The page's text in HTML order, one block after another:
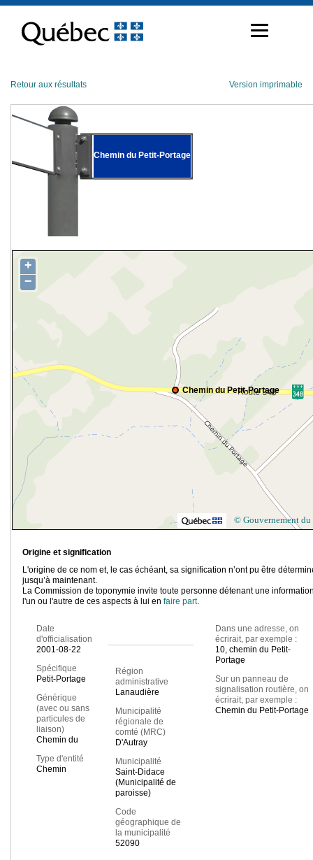
contenu
Retour aux résultats Version imprimable
Chemin du Petit-Portage
Chemin du Petit-Portage
+
−
© Gouvernement du
Origine et signification
L'origine de ce nom et, le cas échéant, sa signification n’ont pu être
jusqu’à maintenant.
La Commission de toponymie invite toute personne détenant une
l'un ou l'autre de ces aspects à lui en faire part.
Date
d'officialisation
2001-08-22
Spécifique
Petit-Portage
Générique
(avec ou sans
particules de
liaison)
Chemin du
Type d'entité
Chemin
Région
administrative
Lanaudière
Municipalité
régionale de
comté (MRC)
D'Autray
Municipalité
Saint-Didace
(Municipalité de
paroisse)
Code
géographique de
la municipalité
52090
Dans une adresse, on
écrirait, par exemple :
10, chemin du Petit-
Portage
Sur un panneau de
signalisation routière, on
écrirait, par exemple :
Chemin du Petit-Portage